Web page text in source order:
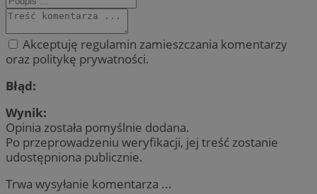
Akceptuję regulamin zamieszczania komentarzy
oraz politykę prywatności.
Błąd:
Wynik:
Opinia została pomyślnie dodana.
Po przeprowadzeniu weryfikacji, jej treść zostanie
udostępniona publicznie.
Trwa wysyłanie komentarza ...